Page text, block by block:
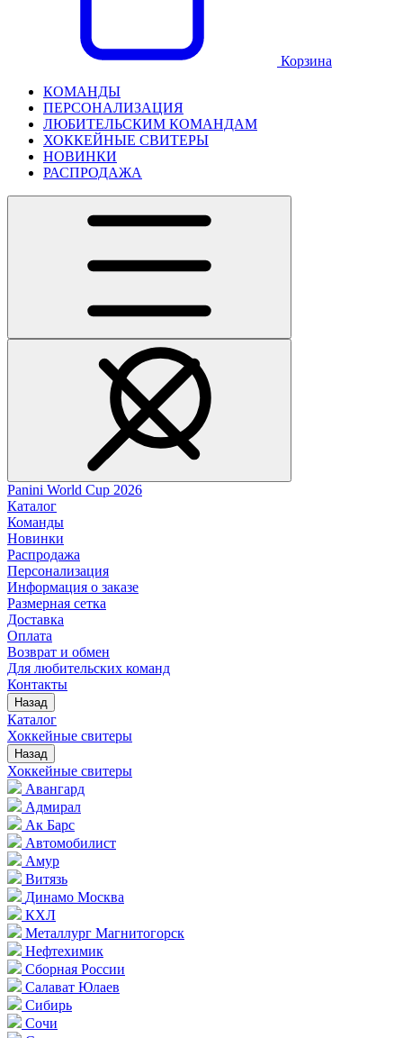
Корзина
КОМАНДЫ
ПЕРСОНАЛИЗАЦИЯ
ЛЮБИТЕЛЬСКИМ КОМАНДАМ
ХОККЕЙНЫЕ СВИТЕРЫ
НОВИНКИ
РАСПРОДАЖА
Panini World Cup 2026
Каталог
Команды
Новинки
Распродажа
Персонализация
Информация о заказе
Размерная сетка
Доставка
Оплата
Возврат и обмен
Для любительских команд
Контакты
Назад
Каталог
Хоккейные свитеры
Назад
Хоккейные свитеры
Авангард
Адмирал
Ак Барс
Автомобилист
Амур
Витязь
Динамо Москва
КХЛ
Металлург Магнитогорск
Нефтехимик
Сборная России
Салават Юлаев
Сибирь
Сочи